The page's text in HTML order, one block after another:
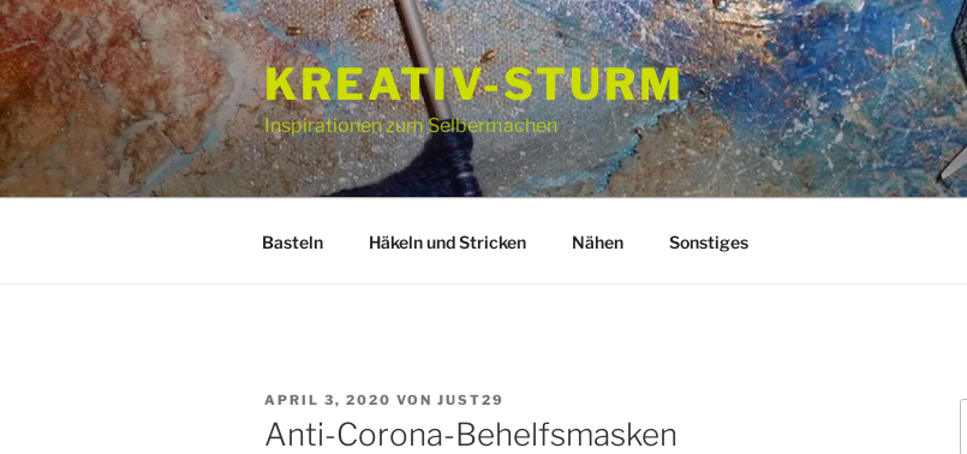
Zum
Inhalt
springen
KREATIV-STURM
Inspirationen zum Selbermachen
Basteln Häkeln und Stricken Nähen Sonstiges
VERÖFFENTLICHT
AM
APRIL 3, 2020 VON JUST29
Anti-Corona-Behelfsmasken